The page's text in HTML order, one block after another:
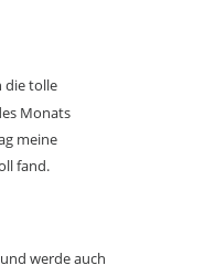
die tolle
Monats
meine
fand.
werde auch